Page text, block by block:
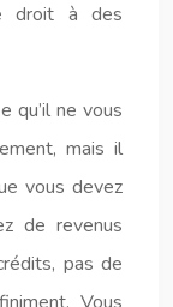
droit à des
qu’il ne vous
mais il
vous devez
de revenus
pas de